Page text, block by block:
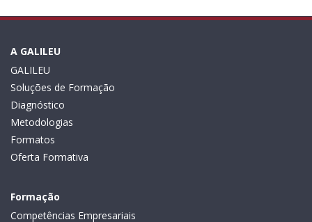
A GALILEU
GALILEU
Soluções de Formação
Diagnóstico
Metodologias
Formatos
Oferta Formativa
Formação
Competências Empresariais